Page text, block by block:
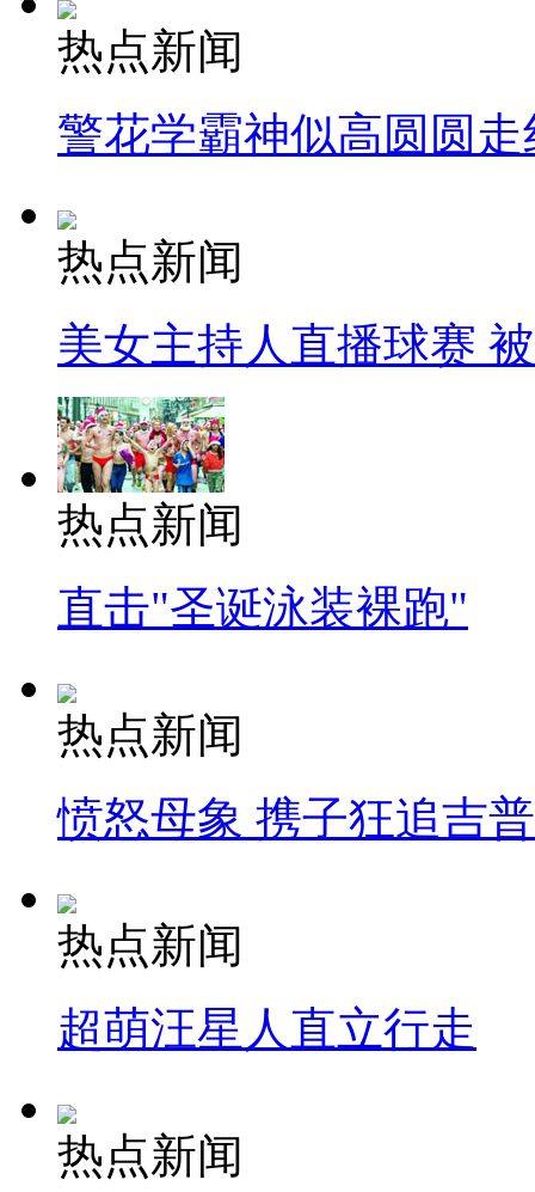
热点新闻
警花学霸神似高圆圆走
热点新闻
美女主持人直播球赛
热点新闻
直击"圣诞泳装裸跑"
热点新闻
愤怒母象 携子狂追吉
热点新闻
超萌汪星人直立行走
热点新闻